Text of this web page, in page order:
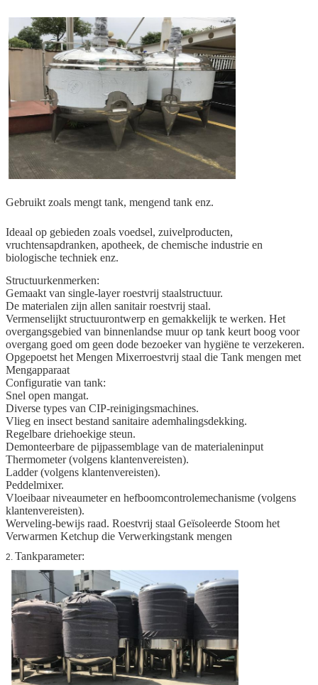
Gebruikt zoals mengt tank, mengend tank enz.
Ideaal op gebieden zoals voedsel, zuivelproducten,
vruchtensapdranken, apotheek, de chemische industrie en
biologische techniek enz.
Structuurkenmerken:
Gemaakt van single-layer roestvrij staalstructuur.
De materialen zijn allen sanitair roestvrij staal.
Vermenselijkt structuurontwerp en gemakkelijk te werken. Het
overgangsgebied van binnenlandse muur op tank keurt boog voor
overgang goed om geen dode bezoeker van hygiëne te verzekeren.
Opgepoetst het Mengen Mixerroestvrij staal die Tank mengen met
Mengapparaat
Configuratie van tank:
Snel open mangat.
Diverse types van CIP-reinigingsmachines.
Vlieg en insect bestand sanitaire ademhalingsdekking.
Regelbare driehoekige steun.
Demonteerbare de pijpassemblage van de materialeninput
Thermometer (volgens klantenvereisten).
Ladder (volgens klantenvereisten).
Peddelmixer.
Vloeibaar niveaumeter en hefboomcontrolemechanisme (volgens
klantenvereisten).
Werveling-bewijs raad. Roestvrij staal Geïsoleerde Stoom het
Verwarmen Ketchup die Verwerkingstank mengen
2. Tankparameter: